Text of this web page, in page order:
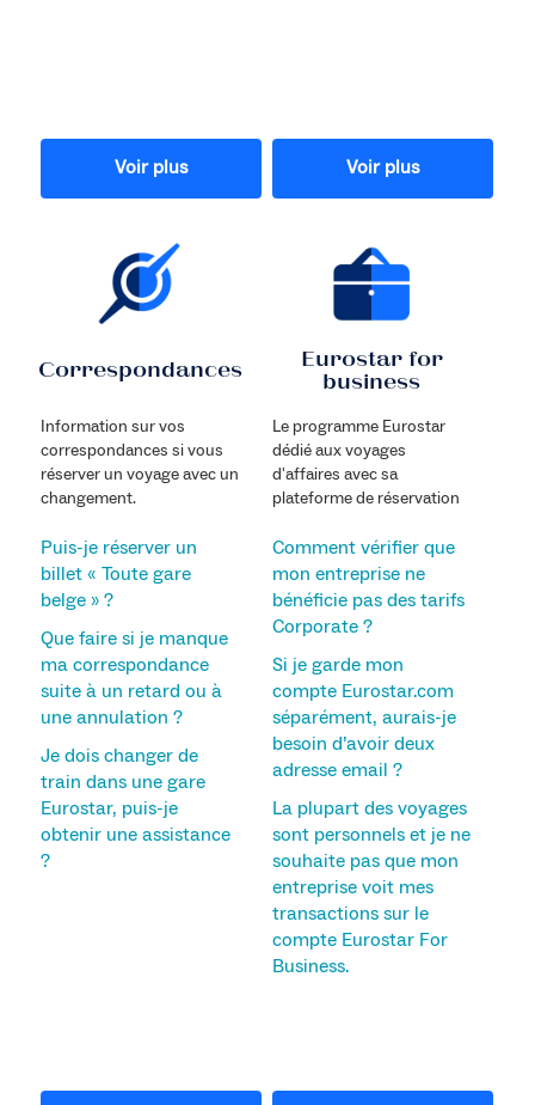
Voir plus Voir plus
Correspondances
Information sur vos
correspondances si vous
réserver un voyage avec un
changement.
Puis-je réserver un
billet « Toute gare
belge » ?
Que faire si je manque
ma correspondance
suite à un retard ou à
une annulation ?
Je dois changer de
train dans une gare
Eurostar, puis-je
obtenir une assistance
?
Eurostar for
business
Le programme Eurostar
dédié aux voyages
d'affaires avec sa
plateforme de réservation
Comment vérifier que
mon entreprise ne
bénéficie pas des tarifs
Corporate ?
Si je garde mon
compte Eurostar.com
séparément, aurais-je
besoin d’avoir deux
adresse email ?
La plupart des voyages
sont personnels et je ne
souhaite pas que mon
entreprise voit mes
transactions sur le
compte Eurostar For
Business.